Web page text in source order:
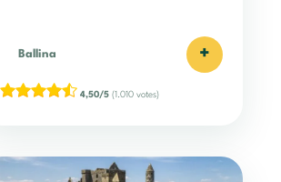
Ballina +
4,50/5(1.010 votes)